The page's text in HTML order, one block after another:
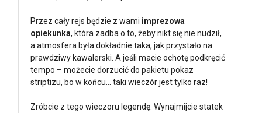
Przez cały rejs będzie z wami imprezowa
opiekunka, która zadba o to, żeby nikt się nie nudził,
a atmosfera była dokładnie taka, jak przystało na
prawdziwy kawalerski. A jeśli macie ochotę podkręcić
tempo – możecie dorzucić do pakietu pokaz
striptizu, bo w końcu... taki wieczór jest tylko raz!
Zróbcie z tego wieczoru legendę. Wynajmijcie statek